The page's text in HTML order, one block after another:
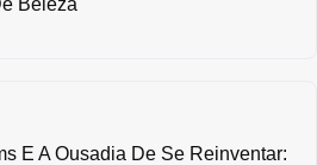
Beleza
E A Ousadia De Se Reinventar: